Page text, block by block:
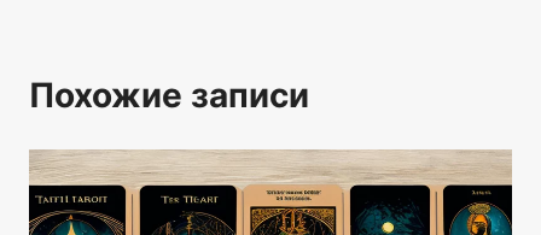
Похожие записи